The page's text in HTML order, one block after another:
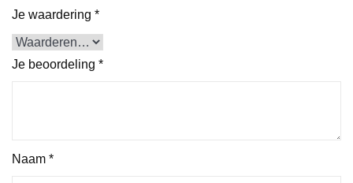
Je waardering *
Je beoordeling *
Naam *